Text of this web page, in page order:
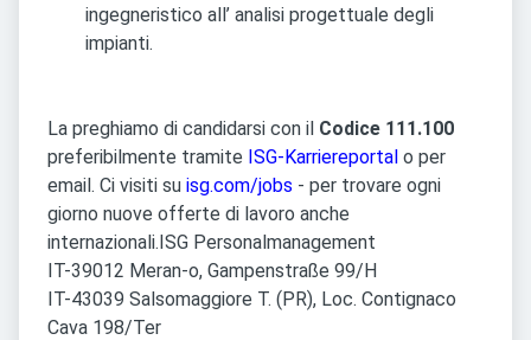
ingegneristico all’ analisi progettuale degli
impianti.
La preghiamo di candidarsi con il Codice 111.100
preferibilmente tramite ISG-Karriereportal o per
email. Ci visiti su isg.com/jobs - per trovare ogni
giorno nuove offerte di lavoro anche
internazionali. ISG Personalmanagement
IT-39012 Meran-o, Gampenstraße 99/H
IT-43039 Salsomaggiore T. (PR), Loc. Contignaco
Cava 198/Ter